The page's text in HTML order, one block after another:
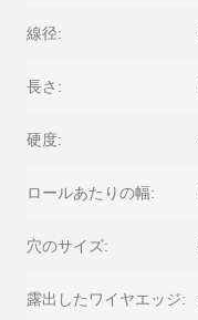
線径:
長さ:
硬度:
ロールあたりの幅:
穴のサイズ:
露出したワイヤエッジ: